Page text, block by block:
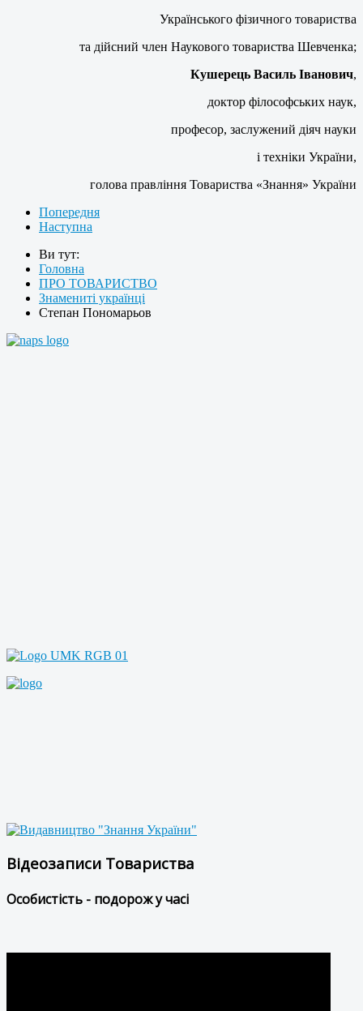
Українського фізичного товариства
та дійсний член Наукового товариства Шевченка;
Кушерець Василь Іванович,
доктор філософських наук,
професор, заслужений діяч науки
і техніки України,
голова правління Товариства «Знання» України
Попередня
Наступна
Ви тут:
Головна
ПРО ТОВАРИСТВО
Знамениті українці
Степан Пономарьов
Відеозаписи Товариства
Особистість - подорож у часі